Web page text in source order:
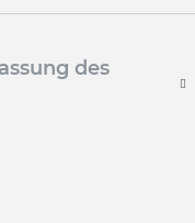
des